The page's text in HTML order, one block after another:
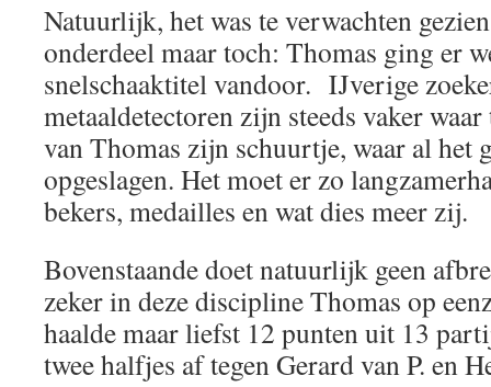
Natuurlijk, het was te verwachten
onderdeel maar toch: Thomas ging er
snelschaaktitel vandoor. IJverige
metaaldetectoren zijn steeds vaker
van Thomas zijn schuurtje, waar al het
opgeslagen. Het moet er zo
bekers, medailles en wat dies meer zij.
Bovenstaande doet natuurlijk geen
zeker in deze discipline Thomas op
haalde maar liefst 12 punten uit 13
twee halfjes af tegen Gerard van P. en